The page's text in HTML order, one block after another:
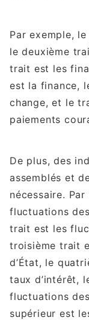
Par exemple,
le deuxième
trait est les
est la finance,
change, et le
paiements
De plus, des
assemblés et
nécessaire.
fluctuations
trait est les
troisième trait
d’État, le
taux d’intérêt,
fluctuations
supérieur est